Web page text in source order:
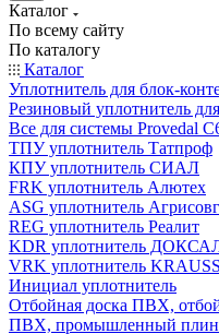
Каталог
По всему сайту
По каталогу
Каталог
Уплотнитель для блок-
Резиновый уплотнитель
Все для системы Provedal
ТПУ уплотнитель Татпроф
КПУ уплотнитель СИАЛ
FRK уплотнитель Алютех
ASG уплотнитель
REG уплотнитель Реалит
KDR уплотнитель
VRK уплотнитель KRAUSS
Инициал уплотнитель
Отбойная доска ПВХ,
ПВХ, промышленный